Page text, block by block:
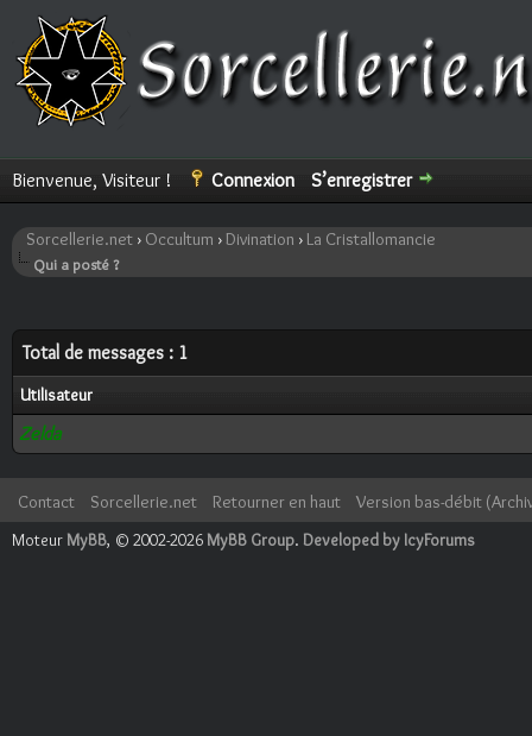
Bienvenue, Visiteur ! Connexion S’enregistrer
Sorcellerie.net › Occultum ›Divination › La Cristallomancie
Qui a posté ?
Total de messages : 1
Utilisateur
Zelda
Contact Sorcellerie.net Retourner en haut
Version bas-débit
Moteur MyBB, © 2002-2026 MyBB Group. Developed by IcyForums